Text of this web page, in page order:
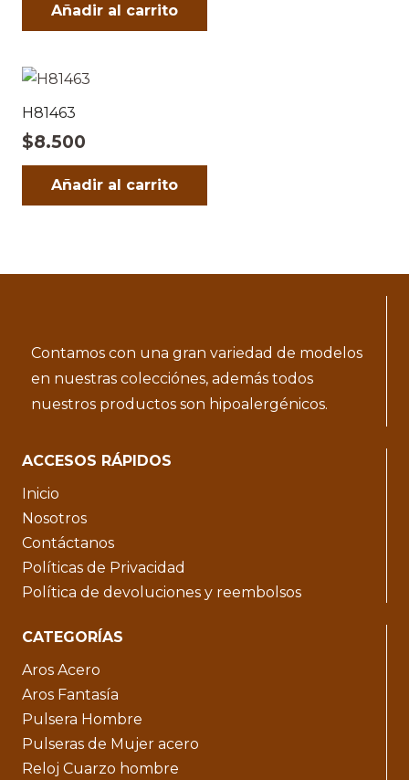
Añadir al carrito
H81463
$8.500
Añadir al carrito
Contamos con una gran variedad de modelos
en nuestras colecciónes, además todos
nuestros productos son hipoalergénicos.
ACCESOS RÁPIDOS
Inicio
Nosotros
Contáctanos
Políticas de Privacidad
Política de devoluciones y reembolsos
CATEGORÍAS
Aros Acero
Aros Fantasía
Pulsera Hombre
Pulseras de Mujer acero
Reloj Cuarzo hombre